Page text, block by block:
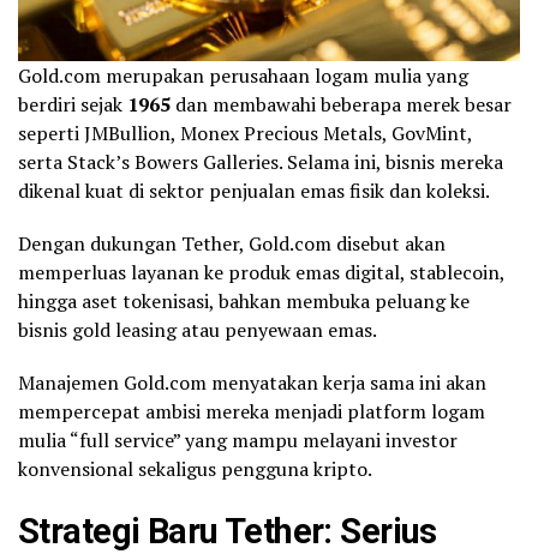
Gold.com merupakan perusahaan logam mulia yang
berdiri sejak 1965 dan membawahi beberapa merek besar
seperti JMBullion, Monex Precious Metals, GovMint,
serta Stack’s Bowers Galleries. Selama ini, bisnis mereka
dikenal kuat di sektor penjualan emas fisik dan koleksi.
Dengan dukungan Tether, Gold.com disebut akan
memperluas layanan ke produk emas digital, stablecoin,
hingga aset tokenisasi, bahkan membuka peluang ke
bisnis gold leasing atau penyewaan emas.
Manajemen Gold.com menyatakan kerja sama ini akan
mempercepat ambisi mereka menjadi platform logam
mulia “full service” yang mampu melayani investor
konvensional sekaligus pengguna kripto.
Strategi Baru Tether: Serius